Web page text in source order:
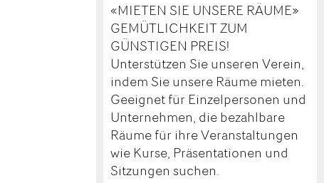
«MIETEN SIE UNSERE RÄUME»
GEMÜTLICHKEIT ZUM
GÜNSTIGEN PREIS!
Unterstützen Sie unseren Verein,
indem Sie unsere Räume mieten.
Geeignet für Einzelpersonen und
Unternehmen, die bezahlbare
Räume für ihre Veranstaltungen
wie Kurse, Präsentationen und
Sitzungen suchen.